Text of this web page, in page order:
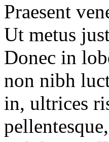
Praesent
Ut metus
Donec in
non nibh
in, ultrices